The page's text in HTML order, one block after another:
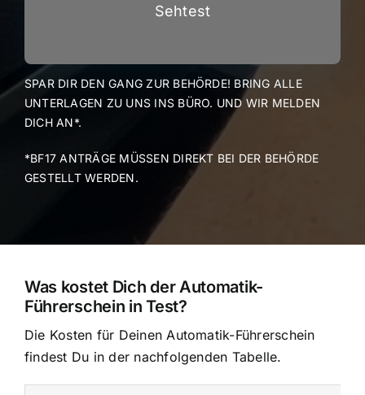
Sehtest
SPAR DIR DEN GANG ZUR BEHÖRDE! BRING ALLE
UNTERLAGEN ZU UNS INS BÜRO. UND WIR MELDEN
DICH AN*.
*BF17 ANTRÄGE MÜSSEN DIREKT BEI DER BEHÖRDE
GESTELLT WERDEN.
Was kostet Dich der Automatik-
Führerschein in Test?
Die Kosten für Deinen Automatik-Führerschein
findest Du in der nachfolgenden Tabelle.